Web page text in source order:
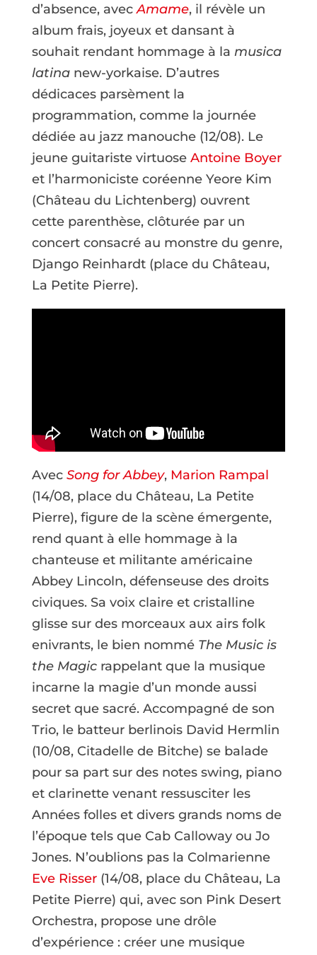
d’absence, avecAmame, il révèle un
album frais, joyeux et dansant à
souhait rendant hommage à la musica
latina new-yorkaise. D’autres
dédicaces parsèment la
programmation, comme la journée
dédiée au jazz manouche (12/08). Le
jeune guitariste virtuose Antoine Boyer
et l’harmoniciste coréenne Yeore Kim
(Château du Lichtenberg) ouvrent
cette parenthèse, clôturée par un
concert consacré au monstre du genre,
Django Reinhardt (place du Château,
La Petite Pierre).
Avec Song for Abbey, Marion Rampal
(14/08, place du Château, La Petite
Pierre), figure de la scène émergente,
rend quant à elle hommage à la
chanteuse et militante américaine
Abbey Lincoln, défenseuse des droits
civiques. Sa voix claire et cristalline
glisse sur des morceaux aux airs folk
enivrants, le bien nommé The Music is
the Magicrappelant que la musique
incarne la magie d’un monde aussi
secret que sacré. Accompagné de son
Trio, le batteur berlinois David Hermlin
(10/08, Citadelle de Bitche) se balade
pour sa part sur des notes swing, piano
et clarinette venant ressusciter les
Années folles et divers grands noms de
l’époque tels que Cab Calloway ou Jo
Jones. N’oublions pas la Colmarienne
Eve Risser(14/08, place du Château, La
Petite Pierre) qui, avec son Pink Desert
Orchestra, propose une drôle
d’expérience : créer une musique